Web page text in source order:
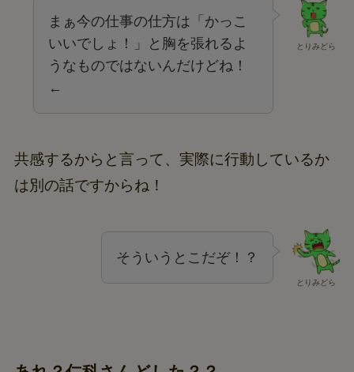
とりみどら
まぁ今の仕事の仕方は「かっこ
いいでしょ！」と胸を張れるよ
うなものではないんだけどね！
←
共感するからと言って、実際に行動しているか
は別の話ですからね！
とりみどら
そういうとこだぞ！？